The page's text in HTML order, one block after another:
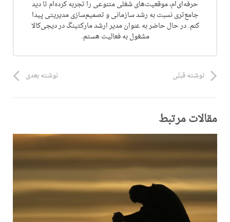
حرفه‌ای‌ام، موقعیت‌های شغلی متنوعی را تجربه کرده‌ام تا دید
جامع‌تری نسبت به رشد سازمانی و تصمیم‌سازی مدیریتی پیدا
کنم. در حال حاضر به عنوان مدیر ارشد مارکتینگ در دیجی‌کالا
مشغول به فعالیت هستم.
نوشته قبلی نوشته بعدی
مقالات مرتبط